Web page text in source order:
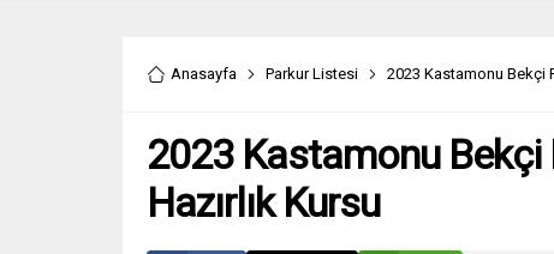
Anasayfa Parkur Listesi 2023 Kastamonu Bekçi
2023 Kastamonu
Hazırlık Kursu